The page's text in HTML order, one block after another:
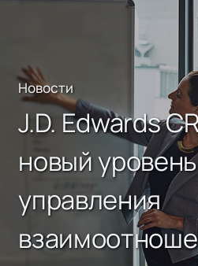
Новости
J.D. Edwards
новый уровень
управления